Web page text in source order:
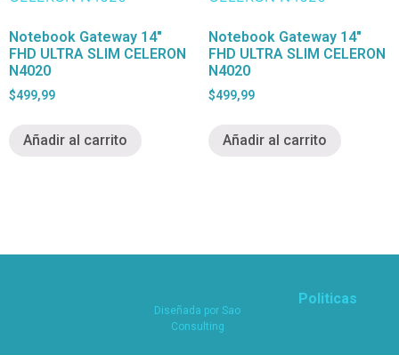
Notebook Gateway 14″
FHD ULTRA SLIM CELERON
N4020
$499,99
Añadir al carrito
Notebook Gateway 14″
FHD ULTRA SLIM CELERON
N4020
$499,99
Añadir al carrito
Diseñada por Sao
Consulting
Politicas